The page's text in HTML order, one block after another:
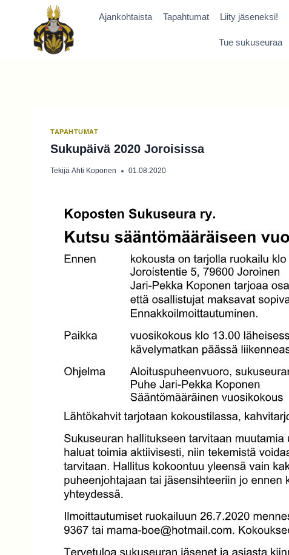
Ajankohtaista Tapahtumat Liity jäseneksi!
Tue sukuseuraa
TAPAHTUMAT
Sukupäivä 2020 Joroisissa
Tekijä Ahti Koponen 01.08.2020